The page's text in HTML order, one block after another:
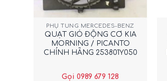
PHỤ TÙNG MERCEDES-BENZ
QUẠT GIÓ ĐỘNG CƠ KIA
MORNING / PICANTO
CHÍNH HÃNG 253801Y050
Gọi 0989 679 128